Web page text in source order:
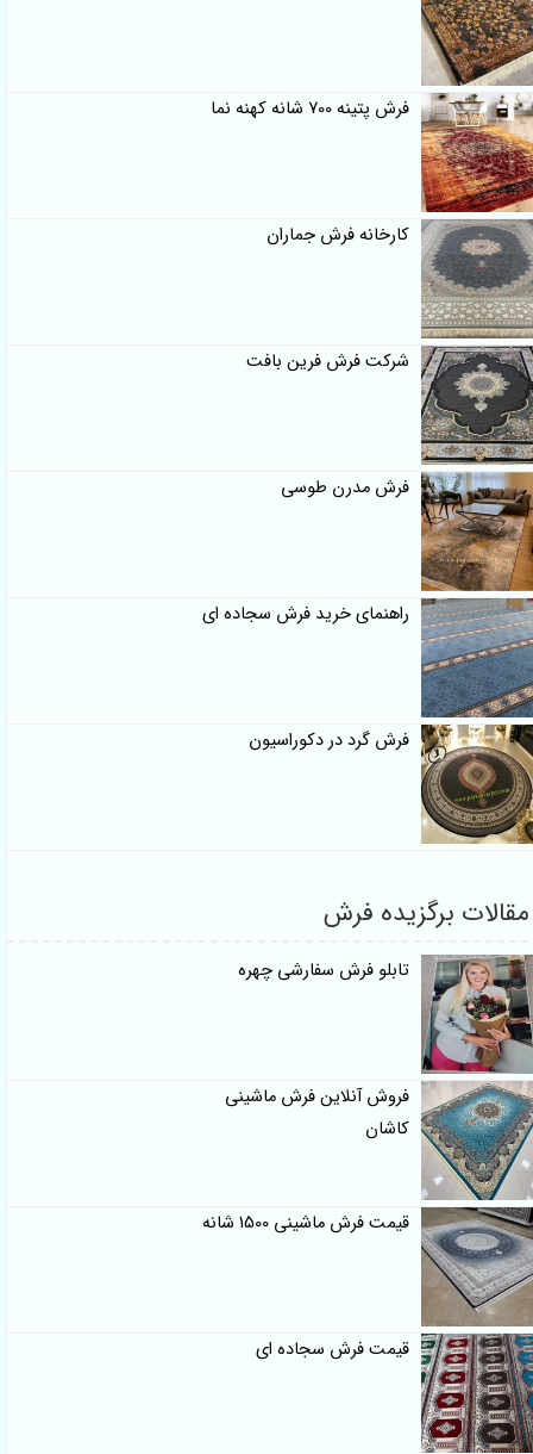
فرش پتینه 700 شانه کهنه نما
کارخانه فرش جماران
شرکت فرش فرین بافت
فرش مدرن طوسی
راهنمای خرید فرش سجاده ای
فرش گرد در دکوراسیون
مقالات برگزیده فرش
تابلو فرش سفارشی چهره
فروش آنلاین فرش ماشینی
کاشان
قیمت فرش ماشینی 1500 شانه
قیمت فرش سجاده ای